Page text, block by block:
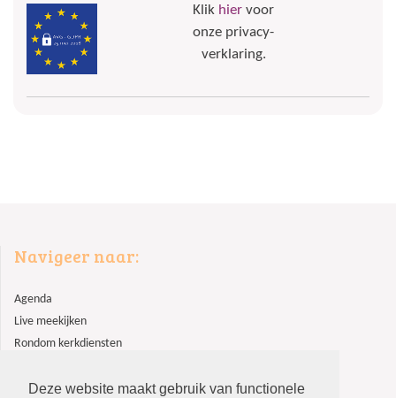
Deze website maakt gebruik van functionele
Klik hier voor
onze privacy-
verklaring.
Navigeer naar:
Agenda
Live meekijken
Rondom kerkdiensten
Contact